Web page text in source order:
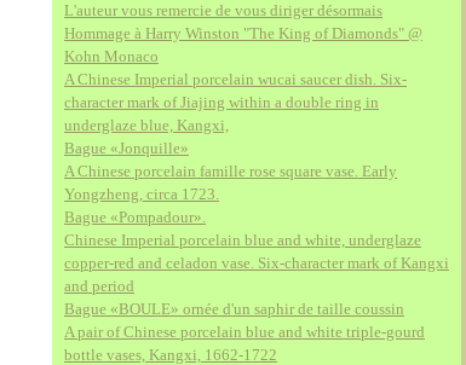
L'auteur vous remercie de vous diriger désormais
Hommage à Harry Winston "The King of Diamonds" @
Kohn Monaco
A Chinese Imperial porcelain wucai saucer dish. Six-
character mark of Jiajing within a double ring in
underglaze blue, Kangxi,
Bague «Jonquille»
A Chinese porcelain famille rose square vase. Early
Yongzheng, circa 1723.
Bague «Pompadour».
Chinese Imperial porcelain blue and white, underglaze
copper-red and celadon vase. Six-character mark of Kangxi
and period
Bague «BOULE» ornée d'un saphir de taille coussin
A pair of Chinese porcelain blue and white triple-gourd
bottle vases, Kangxi, 1662-1722